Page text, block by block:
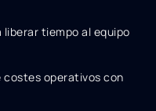
tiempo al equipo
costes operativos con